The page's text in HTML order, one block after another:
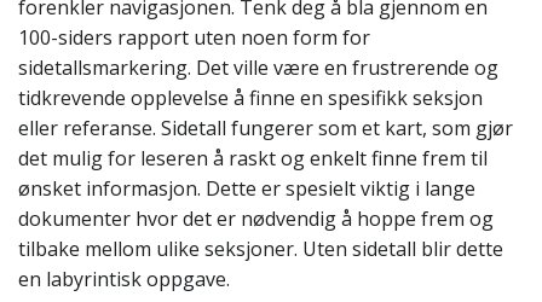
forenkler navigasjonen. Tenk deg å bla gjennom en
100-siders rapport uten noen form for
sidetallsmarkering. Det ville være en frustrerende og
tidkrevende opplevelse å finne en spesifikk seksjon
eller referanse. Sidetall fungerer som et kart, som gjør
det mulig for leseren å raskt og enkelt finne frem til
ønsket informasjon. Dette er spesielt viktig i lange
dokumenter hvor det er nødvendig å hoppe frem og
tilbake mellom ulike seksjoner. Uten sidetall blir dette
en labyrintisk oppgave.